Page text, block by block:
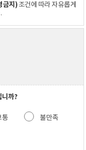
금지)조건에 따라 자유롭게
니까?
통 불만족